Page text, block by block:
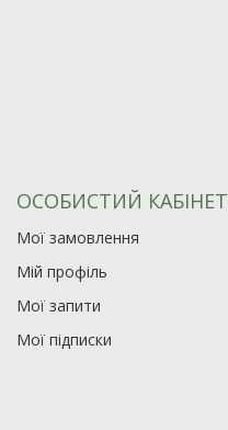
ОСОБИСТИЙ КАБІНЕТ
Мої замовлення
Мій профіль
Мої запити
Мої підписки